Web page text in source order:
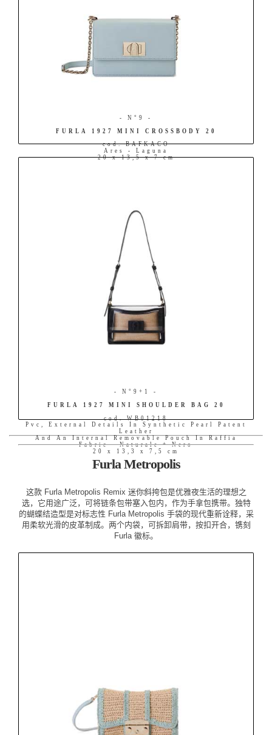
- N°9 -
FURLA 1927 MINI CROSSBODY 20
cod. BAFKACO
Ares - Laguna
20 x 13,5 x 7 cm
- N°9+1 -
FURLA 1927 MINI SHOULDER BAG 20
cod. WB01218
Pvc, External Details In Synthetic Pearl Patent
Leather
And An Internal Removable Pouch In Raffia
Fabric - Naturale + Nero
20 x 13,3 x 7,5 cm
Furla Metropolis
这款 Furla Metropolis Remix 迷你斜挎包是优雅夜生活的理想之
选，它用途广泛，可将链条包带塞入包内，作为手拿包携带。独特
的蝴蝶结造型是对标志性 Furla Metropolis 手袋的现代重新诠释，采
用柔软光滑的皮革制成。两个内袋，可拆卸肩带，按扣开合，镌刻
Furla 徽标。